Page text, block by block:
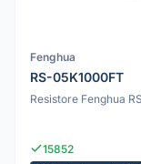
Fenghua
RS-05K1000FT
Resistore Fenghua
15852